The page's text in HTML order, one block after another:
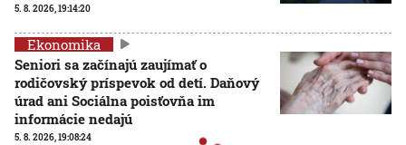
5. 8. 2026, 19:14:20
Ekonomika
Seniori sa začínajú zaujímať o
rodičovský príspevok od detí. Daňový
úrad ani Sociálna poisťovňa im
informácie nedajú
5. 8. 2026, 19:08:24